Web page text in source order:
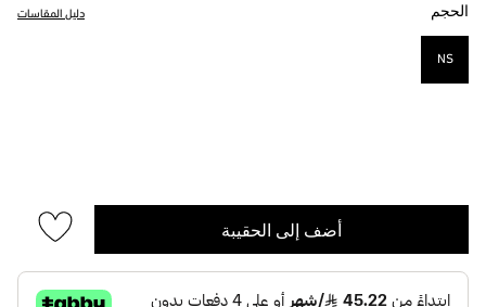
الحجم دليل المقاسات
NS
أضف إلى الحقيبة